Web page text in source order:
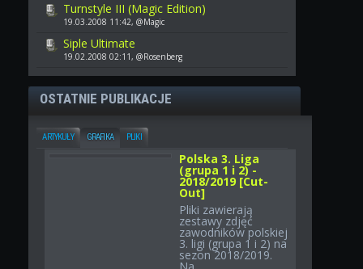
Turnstyle III (Magic Edition)
19.03.2008 11:42, @Magic
Siple Ultimate
19.02.2008 02:11, @Rosenberg
OSTATNIE PUBLIKACJE
ARTYKUŁY GRAFIKA PLIKI
Polska 3. Liga
(grupa 1 i 2) -
2018/2019 [Cut-
Out]
Pliki zawierają
zestawy zdjęć
zawodników polskiej
3. ligi (grupa 1 i 2) na
sezon 2018/2019.